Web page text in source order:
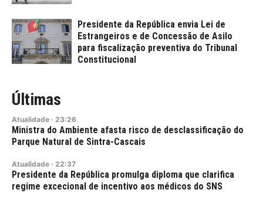
Presidente da República envia Lei de
Estrangeiros e de Concessão de Asilo
para fiscalização preventiva do Tribunal
Constitucional
Últimas
Atualidade · 23:26
Ministra do Ambiente afasta risco de desclassificação do
Parque Natural de Sintra-Cascais
Atualidade · 22:37
Presidente da República promulga diploma que clarifica
regime excecional de incentivo aos médicos do SNS